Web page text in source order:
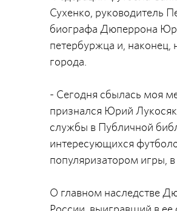
Сухенко, руководитель
биографа Дюперрона
петербуржца и,
города.
- Сегодня сбылась моя
признался Юрий
службы в Публичной
интересующихся
популяризатором игры,
О главном наследстве